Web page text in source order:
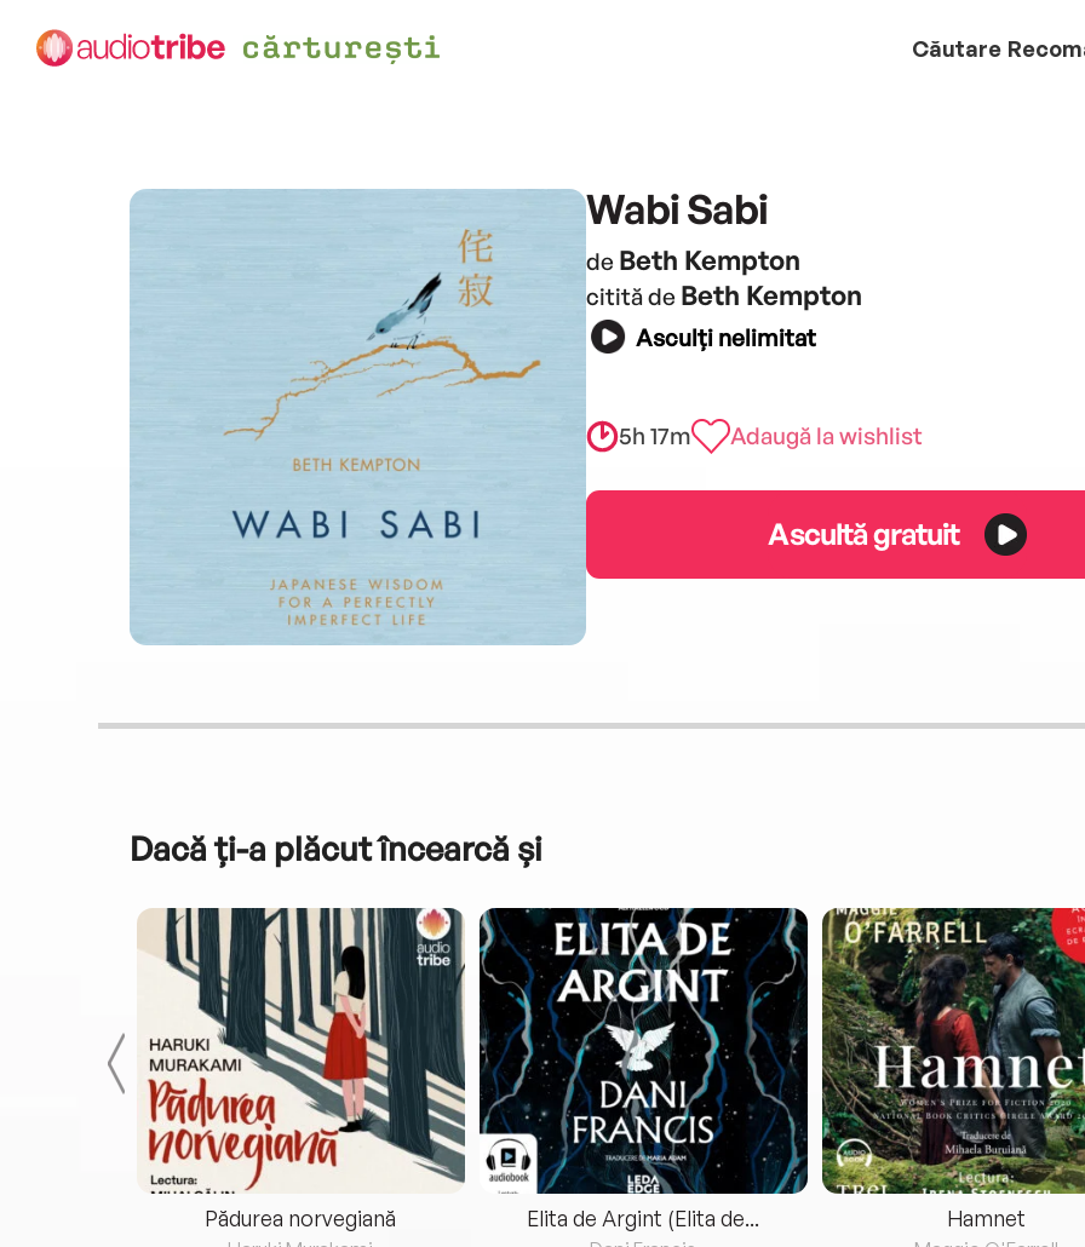
Căutare
Wabi Sabi
de Beth Kempton
citită de Beth Kempton
Asculți nelimitat
5h 17m Adaugă la wishlist
Ascultă gratuit
Dacă ți-a plăcut încearcă și
Pădurea norvegiană Elita de Argint (Elita de... Hamnet